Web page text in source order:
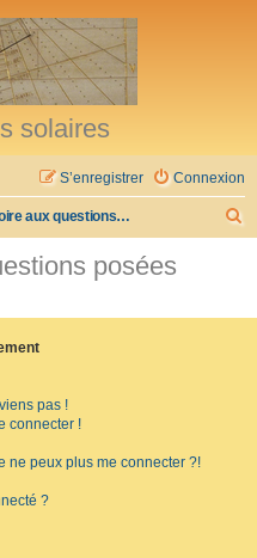
solaires
Connexion
S’enregistrer
Foire aux questions (Questions posées fréquemment)
posées
pas !
connecter !
ne peux plus me connecter ?!
?